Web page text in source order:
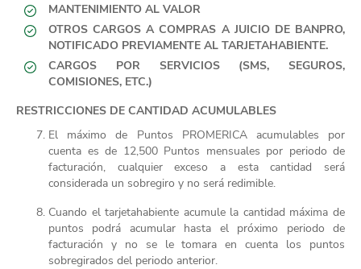
MANTENIMIENTO AL VALOR
OTROS CARGOS A COMPRAS A JUICIO DE BANPRO,
NOTIFICADO PREVIAMENTE AL TARJETAHABIENTE.
CARGOS POR SERVICIOS (SMS, SEGUROS,
COMISIONES, ETC.)
RESTRICCIONES DE CANTIDAD ACUMULABLES
El máximo de Puntos PROMERICA acumulables por
cuenta es de 12,500 Puntos mensuales por periodo de
facturación, cualquier exceso a esta cantidad será
considerada un sobregiro y no será redimible.
Cuando el tarjetahabiente acumule la cantidad máxima de
puntos podrá acumular hasta el próximo periodo de
facturación y no se le tomara en cuenta los puntos
sobregirados del periodo anterior.